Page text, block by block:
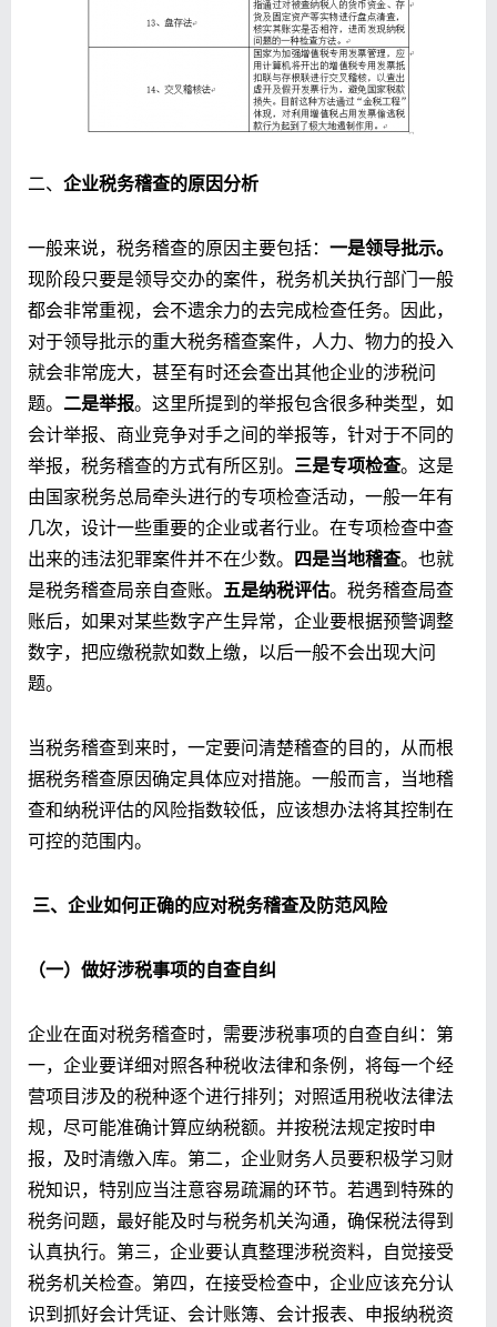
二、 企业税务稽查的原因分析
一般来说，税务稽查的原因主要包括： 一是领导批示。
现阶段只要是领导交办的案件，税务机关执行部门一般
都会非常重视，会不遗余力的去完成检查任务。因此，
对于领导批示的重大税务稽查案件，人力、物力的投入
就会非常庞大，甚至有时还会查出其他企业的涉税问
题。 二是举报。这里所提到的举报包含很多种类型，如
会计举报、商业竞争对手之间的举报等，针对于不同的
举报，税务稽查的方式有所区别。 三是专项检查。这是
由国家税务总局牵头进行的专项检查活动，一般一年有
几次，设计一些重要的企业或者行业。在专项检查中查
出来的违法犯罪案件并不在少数。 四是当地稽查。也就
是税务稽查局亲自查账。 五是纳税评估。税务稽查局查
账后，如果对某些数字产生异常，企业要根据预警调整
数字，把应缴税款如数上缴，以后一般不会出现大问
题。
当税务稽查到来时，一定要问清楚稽查的目的，从而根
据税务稽查原因确定具体应对措施。一般而言，当地稽
查和纳税评估的风险指数较低，应该想办法将其控制在
可控的范围内。
三、企业如何正确的应对税务稽查及防范风险
（一）做好涉税事项的自查自纠
企业在面对税务稽查时，需要涉税事项的自查自纠：第
一，企业要详细对照各种税收法律和条例，将每一个经
营项目涉及的税种逐个进行排列；对照适用税收法律法
规，尽可能准确计算应纳税额。并按税法规定按时申
报，及时清缴入库。第二，企业财务人员要积极学习财
税知识，特别应当注意容易疏漏的环节。若遇到特殊的
税务问题，最好能及时与税务机关沟通，确保税法得到
认真执行。第三，企业要认真整理涉税资料，自觉接受
税务机关检查。第四，在接受检查中，企业应该充分认
识到抓好会计凭证、会计账簿、会计报表、申报纳税资